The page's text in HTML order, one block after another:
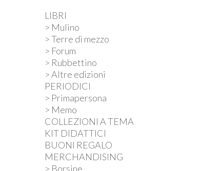
LIBRI
> Mulino
> Terre di mezzo
> Forum
> Rubbettino
> Altre edizioni
PERIODICI
> Primapersona
> Memo
COLLEZIONI A TEMA
KIT DIDATTICI
BUONI REGALO
MERCHANDISING
> Borsine